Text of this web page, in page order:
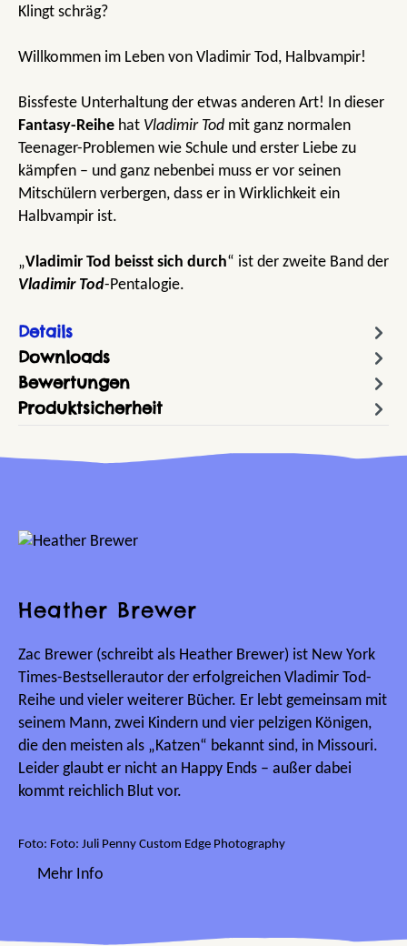
Klingt schräg?
Willkommen im Leben von Vladimir Tod, Halbvampir!
Bissfeste Unterhaltung der etwas anderen Art! In dieser
Fantasy-Reihe hat Vladimir Tod mit ganz normalen
Teenager-Problemen wie Schule und erster Liebe zu
kämpfen – und ganz nebenbei muss er vor seinen
Mitschülern verbergen, dass er in Wirklichkeit ein
Halbvampir ist.
„Vladimir Tod beisst sich durch“ ist der zweite Band der
Vladimir Tod-Pentalogie.
Details
Downloads
Bewertungen
Produktsicherheit
Heather Brewer
Zac Brewer (schreibt als Heather Brewer) ist New York
Times-Bestsellerautor der erfolgreichen Vladimir Tod-
Reihe und vieler weiterer Bücher. Er lebt gemeinsam mit
seinem Mann, zwei Kindern und vier pelzigen Königen,
die den meisten als „Katzen“ bekannt sind, in Missouri.
Leider glaubt er nicht an Happy Ends – außer dabei
kommt reichlich Blut vor.
Foto: Foto: Juli Penny Custom Edge Photography
Mehr Info